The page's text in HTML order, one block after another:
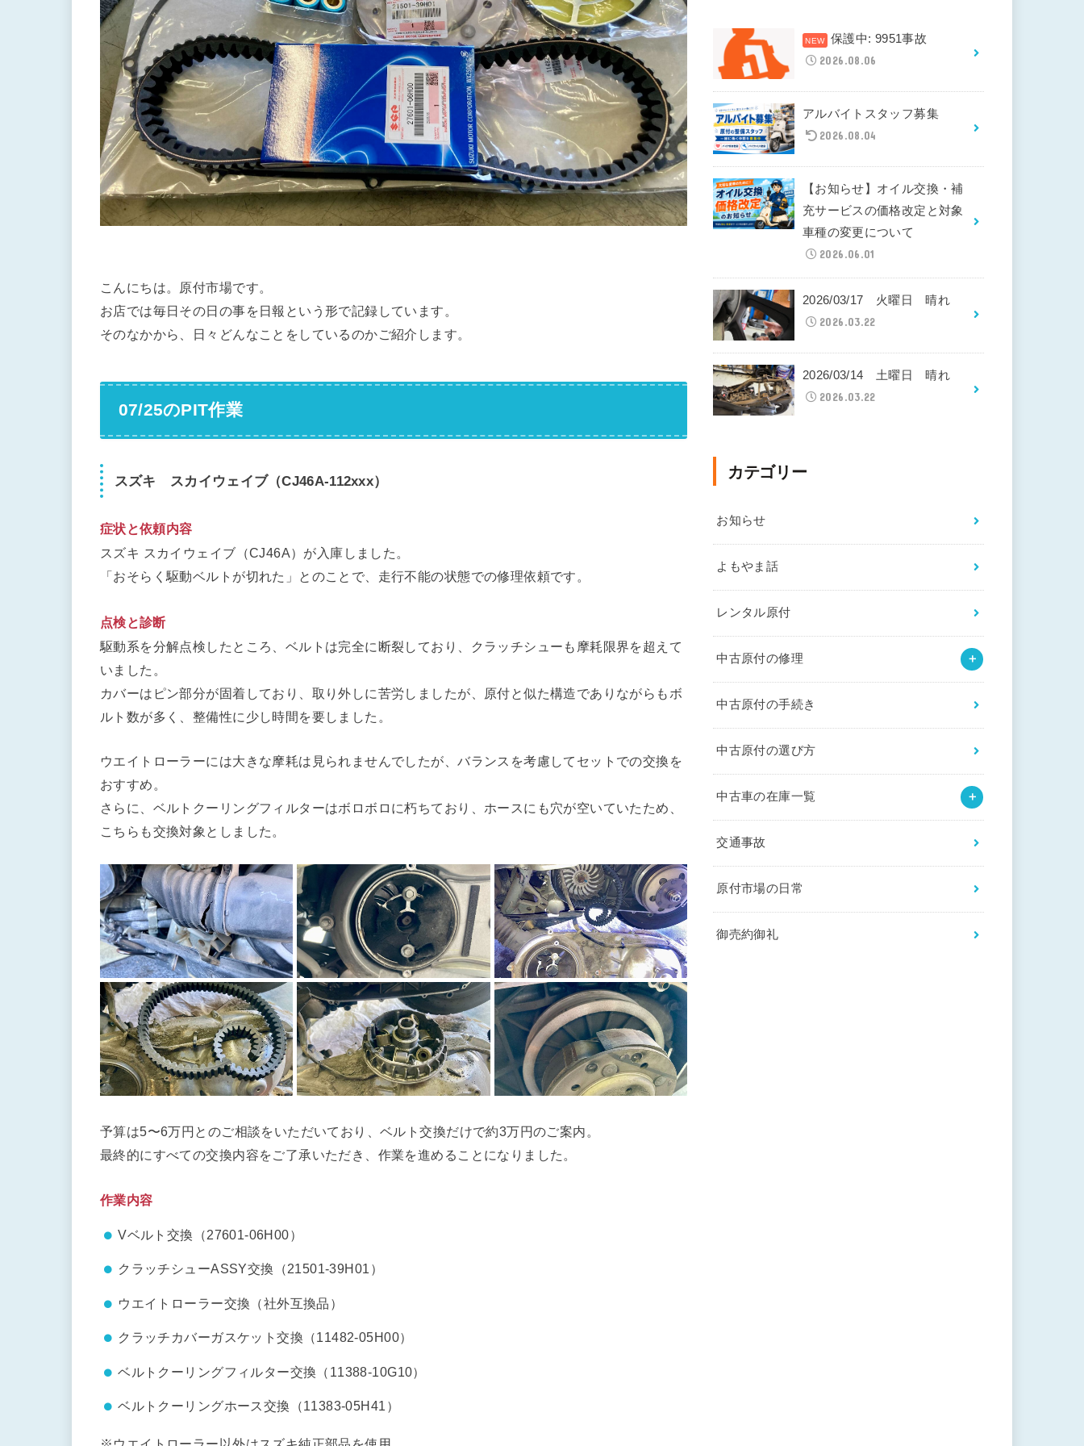
こんにちは。原付市場です。
お店では毎日その日の事を日報という形で記録しています。
そのなかから、日々どんなことをしているのかご紹介します。
07/25のPIT作業
スズキ スカイウェイブ（CJ46A-112xxx）
症状と依頼内容
スズキ スカイウェイブ（CJ46A）が入庫しました。
「おそらく駆動ベルトが切れた」とのことで、走行不能の状態での修理依頼です。
点検と診断
駆動系を分解点検したところ、ベルトは完全に断裂しており、クラッチシューも摩耗限界を超えて
いました。
カバーはピン部分が固着しており、取り外しに苦労しましたが、原付と似た構造でありながらもボ
ルト数が多く、整備性に少し時間を要しました。
ウエイトローラーには大きな摩耗は見られませんでしたが、バランスを考慮してセットでの交換を
おすすめ。
さらに、ベルトクーリングフィルターはボロボロに朽ちており、ホースにも穴が空いていたため、
こちらも交換対象としました。
予算は5〜6万円とのご相談をいただいており、ベルト交換だけで約3万円のご案内。
最終的にすべての交換内容をご了承いただき、作業を進めることになりました。
作業内容
Vベルト交換（27601-06H00）
クラッチシューASSY交換（21501-39H01）
ウエイトローラー交換（社外互換品）
クラッチカバーガスケット交換（11482-05H00）
ベルトクーリングフィルター交換（11388-10G10）
ベルトクーリングホース交換（11383-05H41）
保護中: 9951事故
2026.08.06
アルバイトスタッフ募集
2026.08.04
【お知らせ】オイル交換・補
充サービスの価格改定と対象
車種の変更について
2026.06.01
2026/03/17 火曜日 晴れ
2026.03.22
2026/03/14 土曜日 晴れ
2026.03.22
カテゴリー
お知らせ
よもやま話
レンタル原付
中古原付の修理
中古原付の手続き
中古原付の選び方
中古車の在庫一覧
交通事故
原付市場の日常
御売約御礼